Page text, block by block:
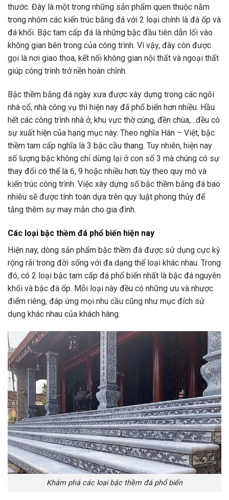
thước. Đây là một trong những sản phẩm quen thuộc nằm
trong nhóm các kiến trúc bằng đá với 2 loại chính là đá ốp và
đá khối. Bậc tam cấp đá là những bậc đầu tiên dẫn lối vào
không gian bên trong của công trình. Vì vậy, đây còn được
gọi là nơi giao thoa, kết nối không gian nội thất và ngoại thất
giúp công trình trở nền hoàn chỉnh.
Bậc thềm bằng đá ngày xưa được xây dựng trong các ngôi
nhà cổ, nhà công vụ thì hiện nay đã phổ biến hơn nhiều. Hầu
hết các công trình nhà ở, khu vực thờ cúng, đền chùa,…đều có
sự xuất hiện của hạng mục này. Theo nghĩa Hán – Việt, bậc
thềm tam cấp nghĩa là 3 bậc cầu thang. Tuy nhiên, hiện nay
số lượng bậc không chỉ dừng lại ở con số 3 mà chúng có sự
thay đổi có thể là 6, 9 hoặc nhiều hơn tùy theo quy mô và
kiến trúc công trình. Việc xây dựng số bậc thềm bằng đá bao
nhiêu sẽ được tính toán dựa trên quy luật phong thủy để
tăng thêm sự may mắn cho gia đình.
Các loại bậc thềm đá phổ biến hiện nay
Hiện nay, dòng sản phẩm bậc thềm đá được sử dụng cực kỳ
rộng rãi trong đời sống với đa dạng thể loại khác nhau. Trong
đó, có 2 loại bậc tam cấp đá phổ biến nhất là bậc đá nguyên
khối và bậc đá ốp. Mỗi loại này đều có những ưu và nhược
điểm riêng, đáp ứng mọi nhu cầu cũng như mục đích sử
dụng khác nhau của khách hàng.
Khám phá các loại bậc thềm đá phổ biến